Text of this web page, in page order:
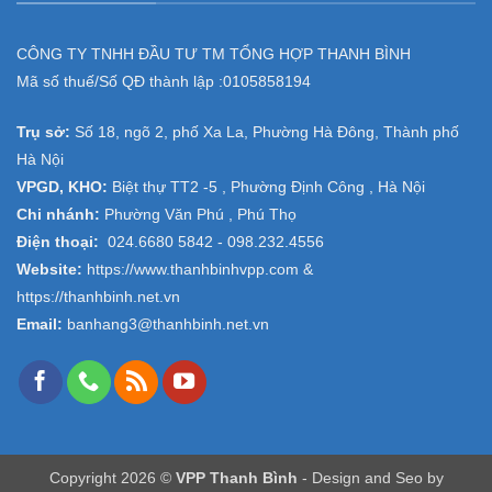
CÔNG TY TNHH ĐẦU TƯ TM TỔNG HỢP THANH BÌNH
Mã số thuế/Số QĐ thành lập :0105858194
Trụ sở: Số 18, ngõ 2, phố Xa La, Phường Hà Đông, Thành phố
Hà Nội
VPGD, KHO: Biệt thự TT2 -5 , Phường Định Công , Hà Nội
Chi nhánh: Phường Văn Phú , Phú Thọ
Điện thoại: 024.6680 5842 - 098.232.4556
Website: https://www.thanhbinhvpp.com &
https://thanhbinh.net.vn
Email: banhang3@thanhbinh.net.vn
Copyright 2026 © VPP Thanh Bình - Design and Seo by